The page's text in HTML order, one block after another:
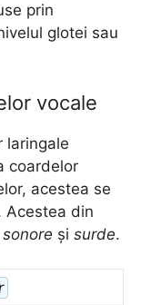
prin
glotei sau
vocale
laringale
coardelor
acestea se
Acestea din
sonore și surde.